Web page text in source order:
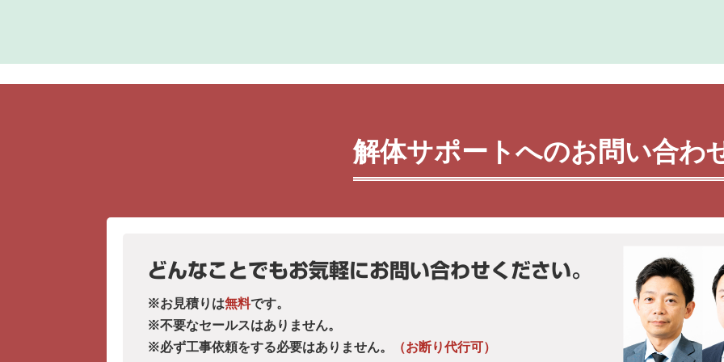
解体サポートへのお問い合わ
どんなことでもお気軽にお問い合わせください。
※お見積りは無料です。
※不要なセールスはありません。
※必ず工事依頼をする必要はありません。
（お断り代行可）